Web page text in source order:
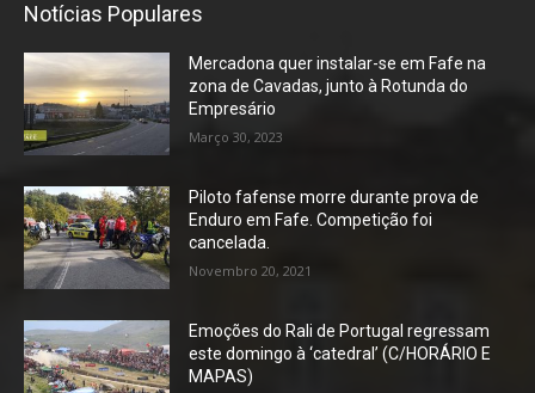
Notícias Populares
Mercadona quer instalar-se em Fafe na
zona de Cavadas, junto à Rotunda do
Empresário
Março 30, 2023
Piloto fafense morre durante prova de
Enduro em Fafe. Competição foi
cancelada.
Novembro 20, 2021
Emoções do Rali de Portugal regressam
este domingo à ‘catedral’ (C/HORÁRIO E
MAPAS)